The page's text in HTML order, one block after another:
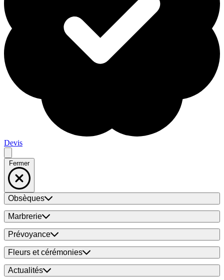
Devis
Fermer
Obsèques
Marbrerie
Prévoyance
Fleurs et cérémonies
Actualités